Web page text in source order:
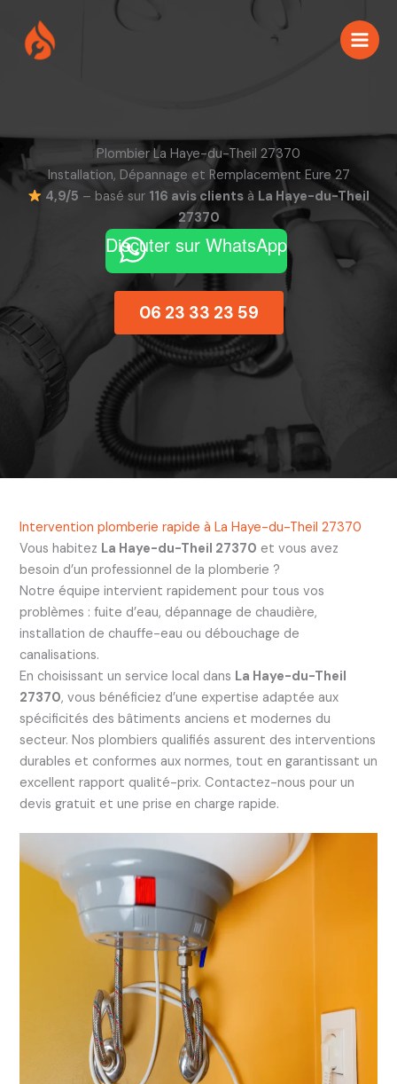
contenu
Plombier La Haye-du-Theil 27370
Installation, Dépannage et Remplacement Eure 27
4,9/5 – basé sur 116 avis clients à La Haye-du-Theil
27370
Discuter sur WhatsApp
06 23 33 23 59
Intervention plomberie rapide à La Haye-du-Theil 27370
Vous habitez La Haye-du-Theil 27370 et vous avez
besoin d’un professionnel de la plomberie ?
Notre équipe intervient rapidement pour tous vos
problèmes : fuite d’eau, dépannage de chaudière,
installation de chauffe-eau ou débouchage de
canalisations.
En choisissant un service local dans La Haye-du-Theil
27370, vous bénéficiez d’une expertise adaptée aux
spécificités des bâtiments anciens et modernes du
secteur. Nos plombiers qualifiés assurent des interventions
durables et conformes aux normes, tout en garantissant un
excellent rapport qualité-prix. Contactez-nous pour un
devis gratuit et une prise en charge rapide.